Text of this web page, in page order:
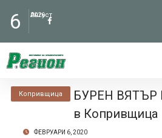
6 Август
2026
Копривщица
БУРЕН ВЯТЪР
в Копривщица
ФЕВРУАРИ 6, 2020